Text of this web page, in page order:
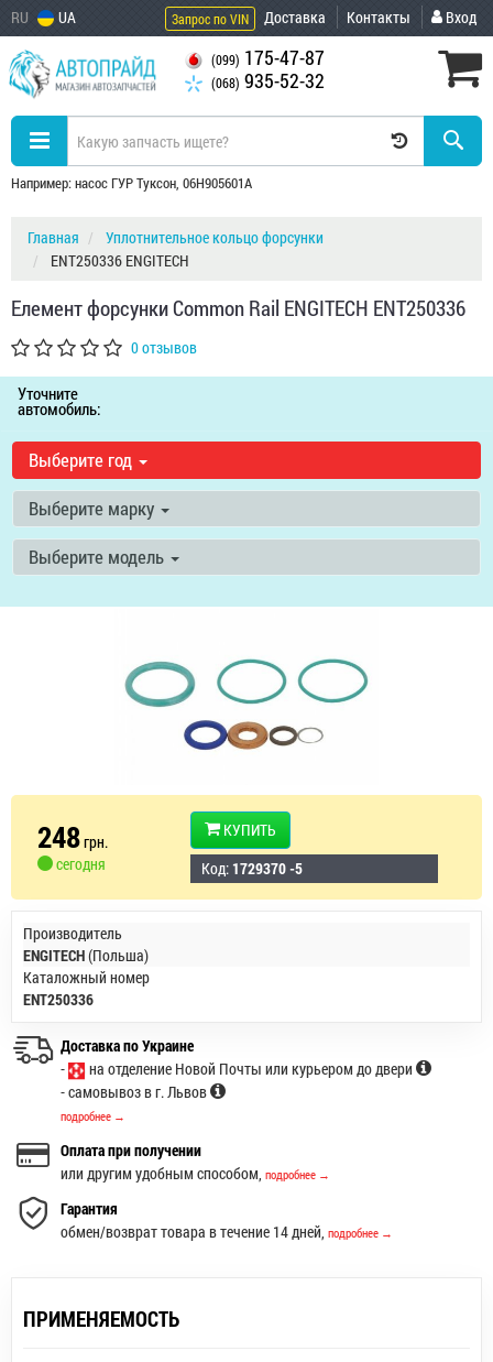
RU UA Запрос по VIN Доставка Контакты Вход
(099) 175-47-87
(068) 935-52-32
Например: насос ГУР Туксон, 06H905601A
Главная
Уплотнительное кольцо форсунки
ENT250336 ENGITECH
Елемент форсунки Common Rail ENGITECH ENT250336
0 отзывов
Уточните
автомобиль:
Выберите год
Выберите марку
Выберите модель
248грн.
сегодня
КУПИТЬ
Код: 1729370 -5
Производитель
ENGITECH(Польша)
Каталожный номер
ENT250336
Доставка по Украине
-
на отделение Новой Почты или курьером до двери
- самовывоз в г. Львов
подробнее →
Оплата при получении
или другим удобным способом, подробнее →
Гарантия
обмен/возврат товара в течение 14 дней, подробнее →
ПРИМЕНЯЕМОСТЬ